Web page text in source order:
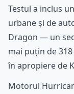
Testul a inclus
urbane și de
Dragon — un
mai puțin de
în apropiere de
Motorul